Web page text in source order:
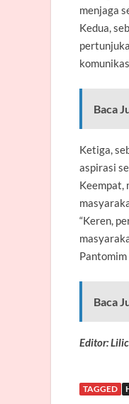
menjaga
Kedua,
Baca
Ketiga,
aspirasi
Keempat,
“Keren,
Pantomim
Baca
Editor:
TAGGED